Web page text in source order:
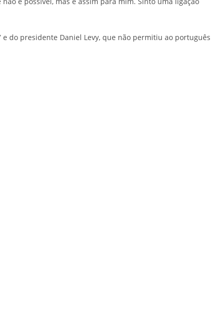
do presidente Daniel Levy, que não permitiu ao português